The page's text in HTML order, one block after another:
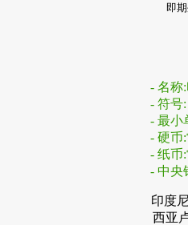
即
- 名称
- 符号
- 最小
- 硬币:
- 纸币:
- 中央
印度
西亚